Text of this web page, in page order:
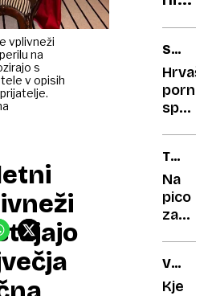
vplivneži
na
s
v opisih
zime,
ki
jih
ne
SWEET
MERY
po
špici
PEVKA
Na
pico
za
V
Kje